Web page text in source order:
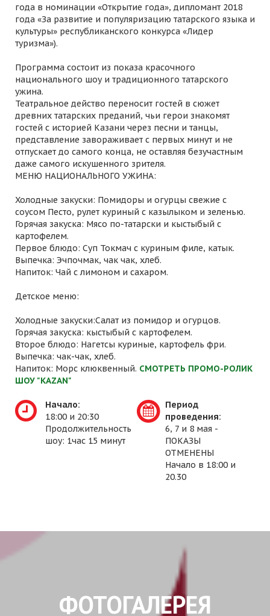
года в номинации «Открытие года», дипломант 2018
года «За развитие и популяризацию татарского языка и
культуры» республиканского конкурса «Лидер
туризма»).
Программа состоит из показа красочного
национального шоу и традиционного татарского
ужина.
Театральное действо переносит гостей в сюжет
древних татарских преданий, чьи герои знакомят
гостей с историей Казани через песни и танцы,
представление завораживает с первых минут и не
отпускает до самого конца, не оставляя безучастным
даже самого искушенного зрителя.
МЕНЮ НАЦИОНАЛЬНОГО УЖИНА:
Холодные закуски: Помидоры и огурцы свежие с
соусом Песто, рулет куриный с казылыком и зеленью.
Горячая закуска: Мясо по-татарски и кыстыбый с
картофелем.
Первое блюдо: Суп Токмач с куриным филе, катык.
Выпечка: Эчпочмак, чак чак, хлеб.
Напиток: Чай с лимоном и сахаром.
Детское меню:
Холодные закуски:Салат из помидор и огурцов.
Горячая закуска: кыстыбый с картофелем.
Второе блюдо: Нагетсы куриные, картофель фри.
Выпечка: чак-чак, хлеб.
Напиток: Морс клюквенный. СМОТРЕТЬ ПРОМО-РОЛИК
ШОУ "KAZAN"
Начало:
18:00 и 20:30
Продолжительность
шоу: 1час 15 минут
Период
проведения:
6, 7 и 8 мая -
ПОКАЗЫ
ОТМЕНЕНЫ
Начало в 18:00 и
20.30
ФОТОГАЛЕРЕЯ